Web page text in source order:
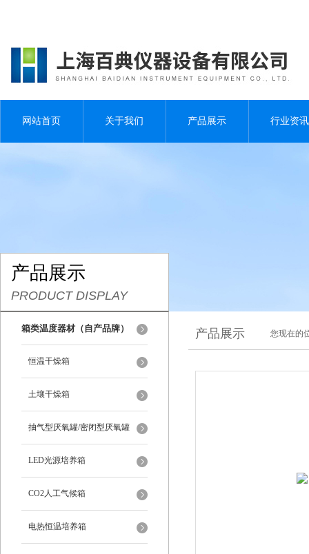
网站首页 关于我们 产品展示 行业资讯
产品展示
PRODUCT DISPLAY
箱类温度器材（自产品牌）
恒温干燥箱
土壤干燥箱
抽气型厌氧罐/密闭型厌氧罐
LED光源培养箱
CO2人工气候箱
电热恒温培养箱
产品展示 您现在的